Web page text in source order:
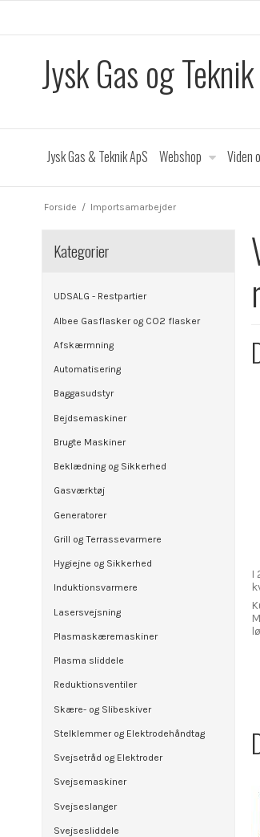
Jysk Gas og
Jysk Gas & Teknik ApS Webshop Viden
Forside / Importsamarbejder
Kategorier
UDSALG - Restpartier
Albee Gasflasker og CO2 flasker
Afskærmning
Automatisering
Baggasudstyr
Bejdsemaskiner
Brugte Maskiner
Beklædning og Sikkerhed
Gasværktøj
Generatorer
Grill og Terrassevarmere
Hygiejne og Sikkerhed
Induktionsvarmere
Lasersvejsning
Plasmaskæremaskiner
Plasma sliddele
Reduktionsventiler
Skære- og Slibeskiver
Stelklemmer og Elektrodehåndtag
Svejsetråd og Elektroder
Svejsemaskiner
Svejseslanger
Svejsesliddele
I